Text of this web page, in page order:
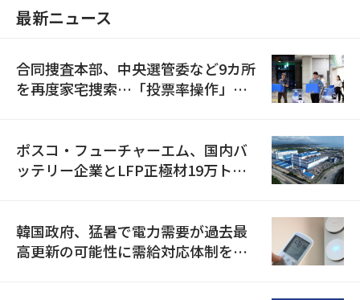
最新ニュース
合同捜査本部、中央選管委など9カ所
を再度家宅捜索…「投票率操作」の
ポスコ・フューチャーエム、国内バ
ッテリー企業とLFP正極材19万トン
韓国政府、猛暑で電力需要が過去最
高更新の可能性に需給対応体制を点